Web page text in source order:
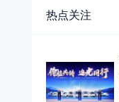
热点关注